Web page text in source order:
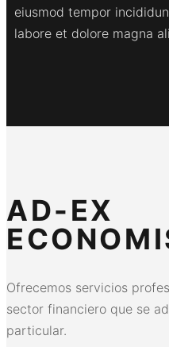
eiusmod tempor
labore et dolore magna
AD-EX
Ofrecemos servicios
sector financiero que se
particular.